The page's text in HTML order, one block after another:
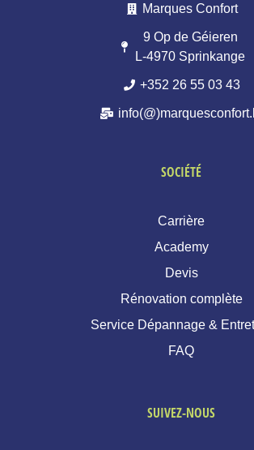
Marques Confort
9 Op de Géieren
L-4970 Sprinkange
+352 26 55 03 43
SOCIÉTÉ
Carrière
Academy
Devis
Rénovation complète
Service Dépannage &
FAQ
SUIVEZ-NOUS